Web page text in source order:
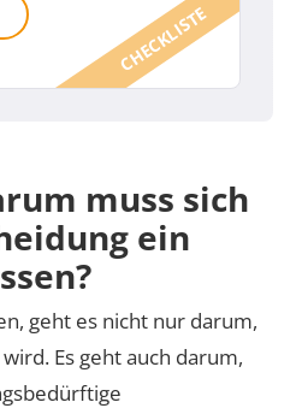
CHECKLISTE
muss sich
ein
geht es nicht nur darum,
Es geht auch darum,